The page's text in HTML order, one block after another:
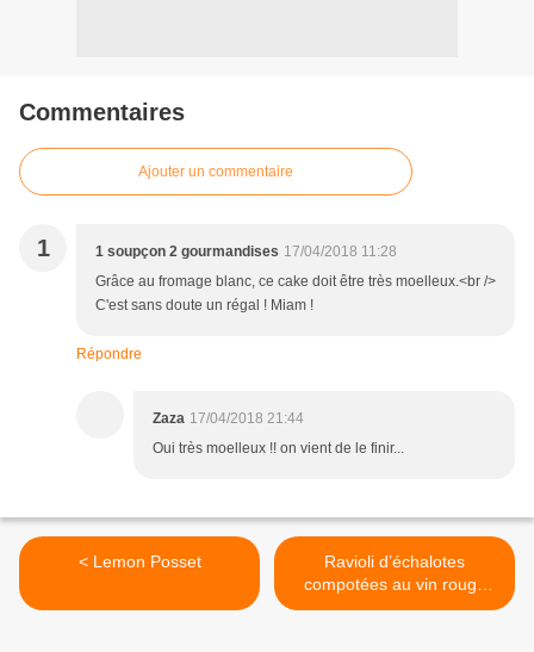
Commentaires
Ajouter un commentaire
1 1 soupçon 2 gourmandises 17/04/2018 11:28
Grâce au fromage blanc, ce cake doit être très moelleux.<br />
C'est sans doute un régal ! Miam !
Répondre
Zaza 17/04/2018 21:44
Oui très moelleux !! on vient de le finir...
< Lemon Posset
Ravioli d’échalotes
compotées au vin rouge
Bouillon de volaille à la